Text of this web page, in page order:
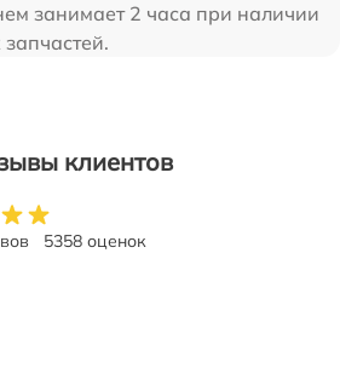
занимает 2 часа при наличии
клиентов
5358 оценок